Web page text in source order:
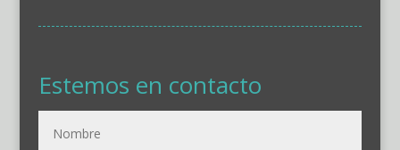
Estemos en contacto